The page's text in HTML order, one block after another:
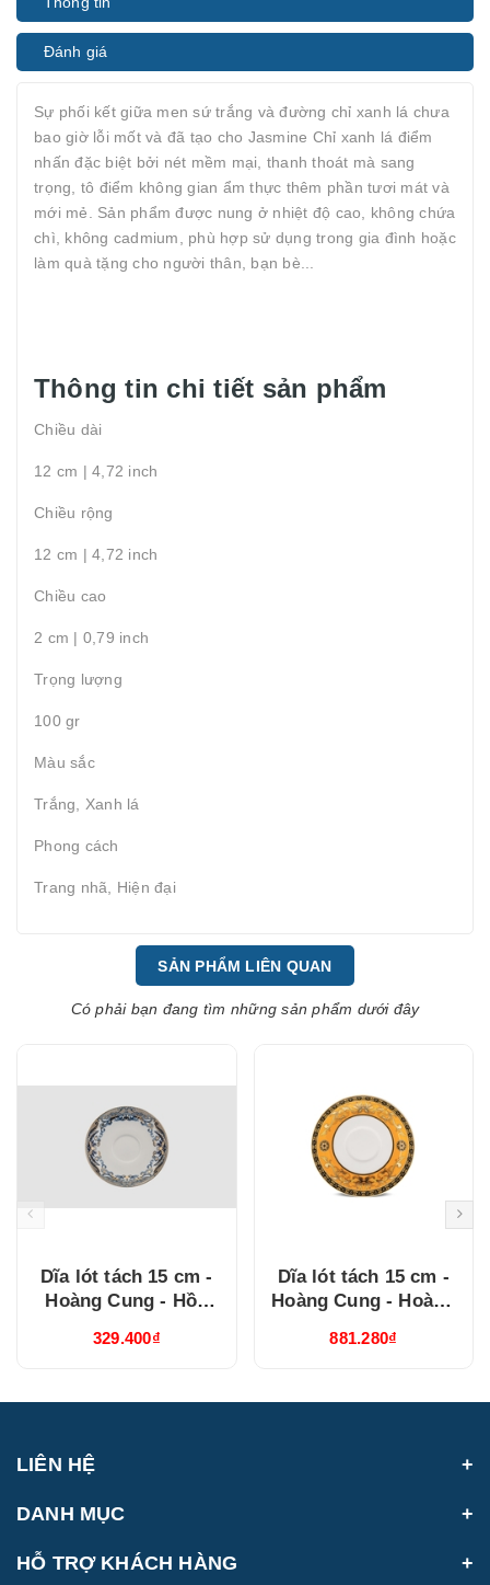
Đánh giá
Sự phối kết giữa men sứ trắng và đường chỉ xanh lá chưa
bao giờ lỗi mốt và đã tạo cho Jasmine Chỉ xanh lá điểm
nhấn đặc biệt bởi nét mềm mại, thanh thoát mà sang
trọng, tô điểm không gian ẩm thực thêm phần tươi mát và
mới mẻ. Sản phẩm được nung ở nhiệt độ cao, không chứa
chì, không cadmium, phù hợp sử dụng trong gia đình hoặc
làm quà tặng cho người thân, bạn bè...
Thông tin chi tiết sản phẩm
Chiều dài
12 cm | 4,72 inch
Chiều rộng
12 cm | 4,72 inch
Chiều cao
2 cm | 0,79 inch
Trọng lượng
100 gr
Màu sắc
Trắng, Xanh lá
Phong cách
Trang nhã, Hiện đại
SẢN PHẨM LIÊN QUAN
Có phải bạn đang tìm những sản phẩm dưới đây
Dĩa lót tách 15 cm -
Hoàng Cung - Hồn
)
329.400₫
Dĩa lót tách 15 cm -
Hoàng Cung - Hoàng
881.280₫
LIÊN HỆ
DANH MỤC
HỖ TRỢ KHÁCH HÀNG